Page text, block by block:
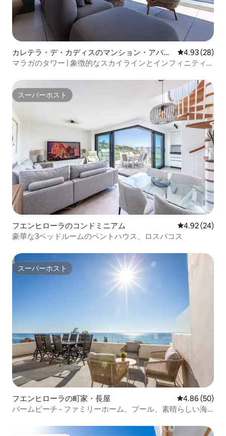
カレテラ・デ・カディスのマンション・アパー
ト
レビュー28
4.93 (28)
マラガのタワー | 象徴的なスカイラインとインフィニティプ
スーパーホスト
スーパーホスト
フエンヒローラのコンドミニアム レビュー24
4.92 (24)
豪華な3ベッドルームのペントハウス、ロスパコス
スーパーホスト
スーパーホスト
フエンヒローラの町家・長屋 レビュー50
4.86 (50)
パームビーチ - ファミリーホーム、プール、素晴らしい海